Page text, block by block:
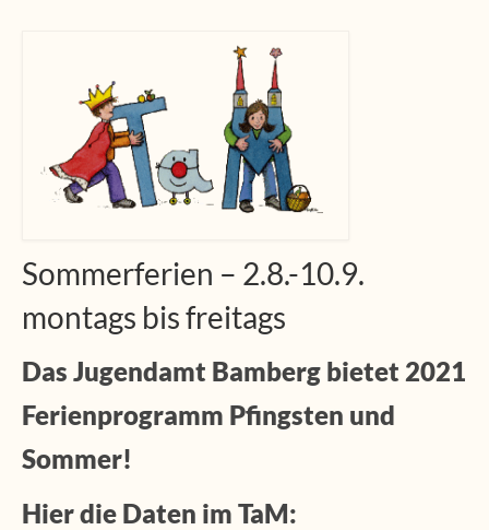
Sommerferien – 2.8.-10.9.
montags bis freitags
Das Jugendamt Bamberg bietet 2021
Ferienprogramm Pfingsten und
Sommer!
Hier die Daten im TaM: